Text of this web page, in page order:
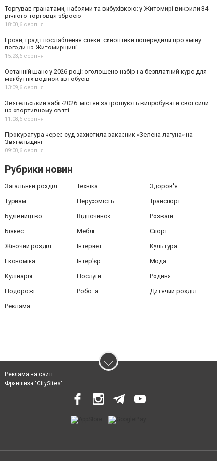
Торгував гранатами, набоями та вибухівкою: у Житомирі викрили 34-
річного торговця зброєю
18:00,6 серпня
Грози, град і послаблення спеки: синоптики попередили про зміну
погоди на Житомирщині
15:23,6 серпня
Останній шанс у 2026 році: оголошено набір на безплатний курс для
майбутніх водійок автобусів
13:09,6 серпня
Звягельський забіг-2026: містян запрошують випробувати свої сили
на спортивному святі
11:08,6 серпня
Прокуратура через суд захистила заказник «Зелена лагуна» на
Звягельщині
09:00,6 серпня
Рубрики новин
Загальний розділ Техніка Здоров'я
Туризм Нерухомість Транспорт
Будівництво Відпочинок Розваги
Бізнес Меблі Спорт
Жіночий розділ Інтернет Культура
Економіка Інтер'єр Мода
Кулінарія Послуги Родина
Подорожі Робота Дитячий розділ
Реклама
Реклама на сайті
Франшиза "CitySites"